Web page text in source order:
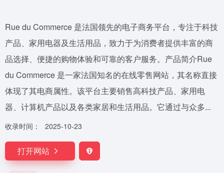
Rue du Commerce 是法国领先的电子商务平台，专注于科技
产品、家用电器及生活用品，致力于为消费者提供丰富的商
品选择、便捷的购物体验和可靠的客户服务。产品简介Rue
du Commerce 是一家法国知名的在线零售网站，其名称直接
体现了其电商属性。该平台主要销售高科技产品、家用电
器、计算机产品以及各类家居和生活用品。它通过与众多...
收录时间： 2025-10-23
打开网站